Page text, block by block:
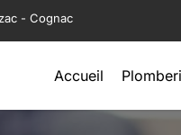
- Cognac
Accueil